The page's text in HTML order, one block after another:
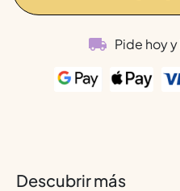
Pide hoy y
Descubrir más